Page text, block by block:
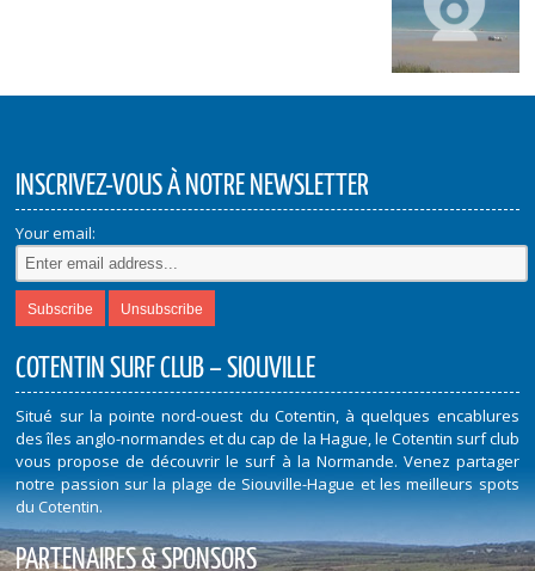
INSCRIVEZ-VOUS À NOTRE NEWSLETTER
Your email:
COTENTIN SURF CLUB – SIOUVILLE
Situé sur la pointe nord-ouest du Cotentin, à quelques encablures
des îles anglo-normandes et du cap de la Hague, le Cotentin surf club
vous propose de découvrir le surf à la Normande. Venez partager
notre passion sur la plage de Siouville-Hague et les meilleurs spots
du Cotentin.
PARTENAIRES & SPONSORS